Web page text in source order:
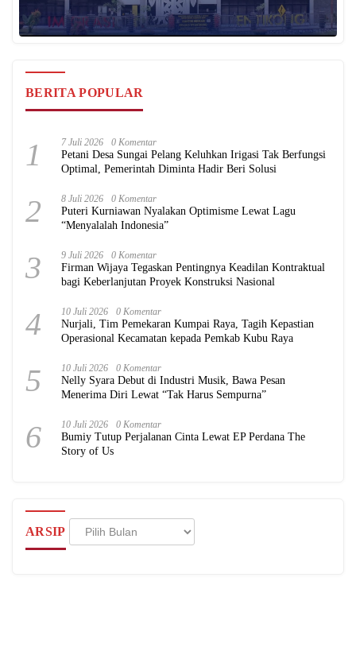
BERITA POPULAR
1 7 Juli 2026 0 Komentar
Petani Desa Sungai Pelang Keluhkan Irigasi Tak Berfungsi
Optimal, Pemerintah Diminta Hadir Beri Solusi
2 8 Juli 2026 0 Komentar
Puteri Kurniawan Nyalakan Optimisme Lewat Lagu
“Menyalalah Indonesia”
3 9 Juli 2026 0 Komentar
Firman Wijaya Tegaskan Pentingnya Keadilan Kontraktual
bagi Keberlanjutan Proyek Konstruksi Nasional
4 10 Juli 2026 0 Komentar
Nurjali, Tim Pemekaran Kumpai Raya, Tagih Kepastian
Operasional Kecamatan kepada Pemkab Kubu Raya
5 10 Juli 2026 0 Komentar
Nelly Syara Debut di Industri Musik, Bawa Pesan
Menerima Diri Lewat “Tak Harus Sempurna”
6 10 Juli 2026 0 Komentar
Bumiy Tutup Perjalanan Cinta Lewat EP Perdana The
Story of Us
ARSIP
Arsip